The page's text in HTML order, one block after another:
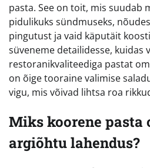
pasta. See on toit, mis suudab
pidulikuks sündmuseks,
pingutust ja vaid käputäit
süveneme detailidesse, kuidas
restoranikvaliteediga pastat
on õige tooraine valimise
vigu, mis võivad lihtsa roa
Miks koorene pasta
argiõhtu lahendus?